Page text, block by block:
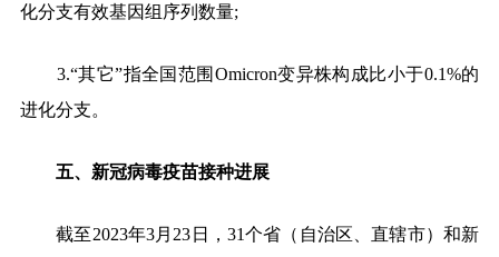
化分支有效基因组序列数量;
3.“其它”指全国范围 Omicron变异株构成比小于0.1%的
进化分支。
五、新冠病毒疫苗接种进展
截至2023年3月 23 日， 31个省（自治区、直辖市）和新